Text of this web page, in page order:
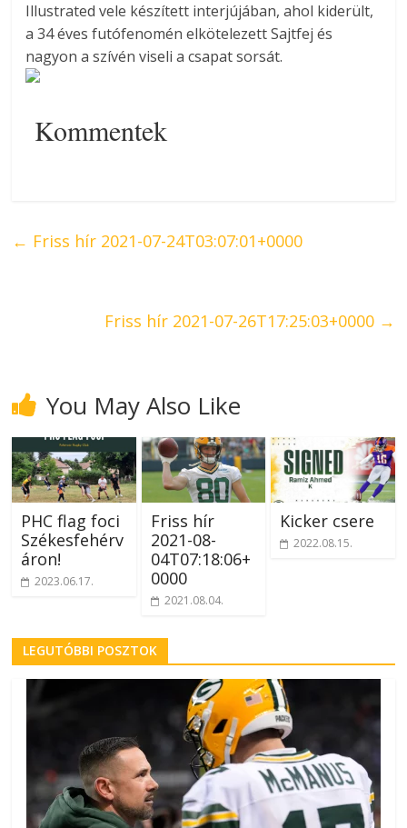
Illustrated vele készített interjújában, ahol kiderült,
a 34 éves futófenomén elkötelezett Sajtfej és
nagyon a szívén viseli a csapat sorsát.
Kommentek
← Friss hír 2021-07-24T03:07:01+0000
Friss hír 2021-07-26T17:25:03+0000 →
You May Also Like
PHC flag foci
Székesfehérv
áron!
2023.06.17.
Friss hír
2021-08-
04T07:18:06+
0000
2021.08.04.
Kicker csere
2022.08.15.
LEGUTÓBBI POSZTOK